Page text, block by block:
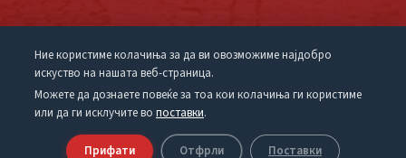
ВФП Фонд Менаџмент АД Скопје е лиценцирано друштво за управување со инвестициски
фондови, регулирано од Комисијата за хартии од вредност на Република Северна Македонија.
Инвестициите во фондови носат ризик. Минатите приноси не гарантираат идни резултати.
© 2026 WVP Fund Management AD Skopje
Ние користиме колачиња за да ви овозможиме најдобро
искуство на нашата веб-страница.
Можете да дознаете повеќе за тоа кои колачиња ги користиме
или да ги исклучите во поставки.
Прифати Отфрли Поставки